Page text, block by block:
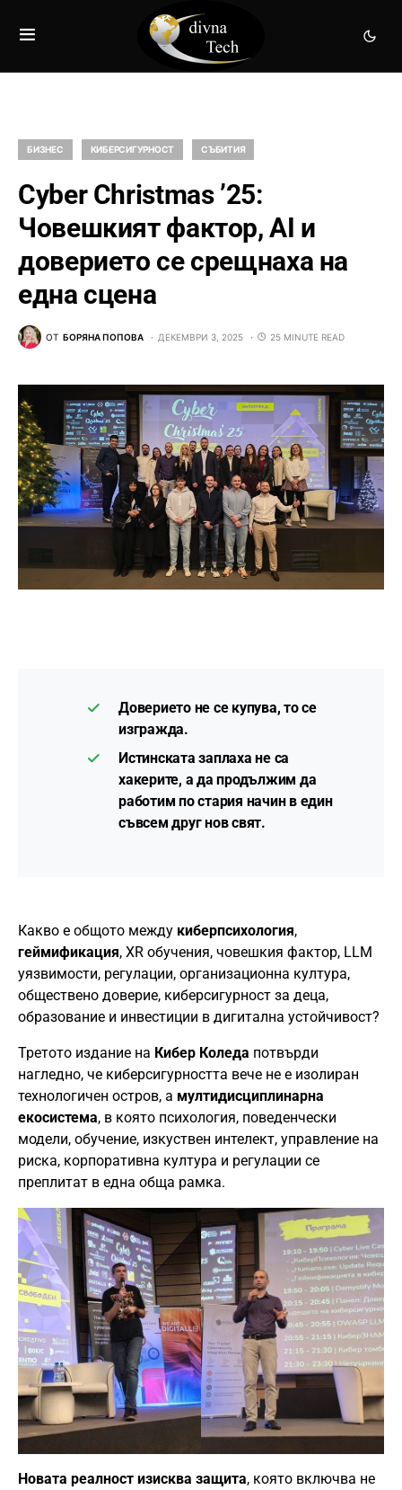
БИЗНЕС КИБЕРСИГУРНОСТ СЪБИТИЯ
Cyber Christmas ’25:
Човешкият фактор, AI и
доверието се срещнаха на
една сцена
ОТ БОРЯНА ПОПОВА ДЕКЕМВРИ 3, 2025 25 MINUTE READ
Доверието не се купува, то се
изгражда.
Истинската заплаха не са
хакерите, а да продължим да
работим по стария начин в един
съвсем друг нов свят.
Какво е общото между киберпсихология,
геймификация, XR обучения, човешкия фактор, LLM
уязвимости, регулации, организационна култура,
обществено доверие, киберсигурност за деца,
образование и инвестиции в дигитална устойчивост?
Третото издание на Кибер Коледа потвърди
нагледно, че киберсигурността вече не е изолиран
технологичен остров, а мултидисциплинарна
екосистема, в която психология, поведенчески
модели, обучение, изкуствен интелект, управление на
риска, корпоративна култура и регулации се
преплитат в една обща рамка.
Новата реалност изисква защита, която включва не